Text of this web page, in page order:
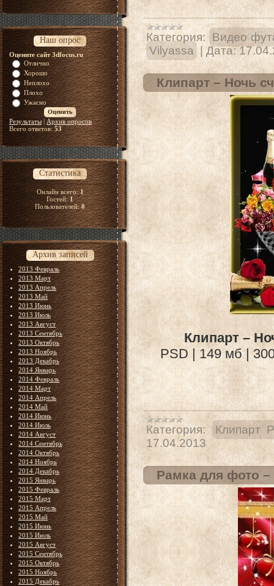
Наш опрос
Оцените сайт 3dfocus.ru
Отлично
Хорошо
Неплохо
Плохо
Ужасно
Результаты| Архив опросов
Всего ответов:53
Статистика
Онлайн всего:1
Гостей:1
Пользователей:0
Архив записей
2013 Февраль
2013 Март
2013 Апрель
2013 Май
2013 Июнь
2013 Июль
2013 Август
2013 Сентябрь
2013 Октябрь
2013 Ноябрь
2013 Декабрь
2014 Январь
2014 Февраль
2014 Март
2014 Апрель
2014 Май
2014 Июнь
2014 Июль
2014 Август
2014 Сентябрь
2014 Октябрь
2014 Ноябрь
2014 Декабрь
2015 Январь
2015 Февраль
2015 Март
2015 Апрель
2015 Май
2015 Июнь
2015 Июль
2015 Август
2015 Сентябрь
2015 Октябрь
2015 Ноябрь
2015 Декабрь
Категория:
Видео
Vilyassa | Дата:
Клипарт – Ночь
Клипарт –
PSD | 149 мб |
Категория:
Клипарт
17.04.2013
Рамка для фото